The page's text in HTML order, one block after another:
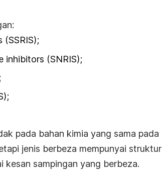
inhibitors (SNRIS);
pada bahan kimia yang sama pada
jenis berbeza mempunyai struktur
kesan sampingan yang berbeza.